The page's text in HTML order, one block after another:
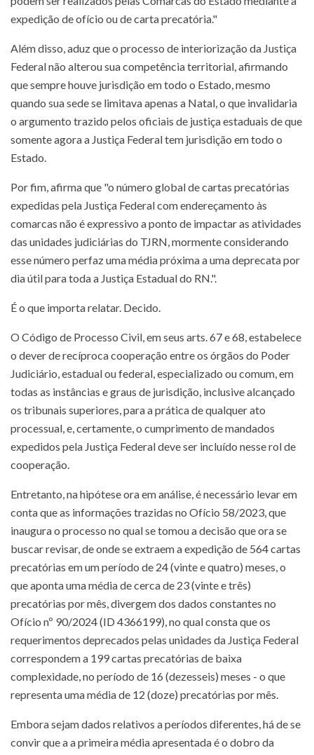
expedição de ofício ou de carta precatória."
Além disso, aduz que o processo de interiorização da Justiça
Federal não alterou sua competência territorial, afirmando
que sempre houve jurisdição em todo o Estado, mesmo
quando sua sede se limitava apenas a Natal, o que invalidaria
o argumento trazido pelos oficiais de justiça estaduais de que
somente agora a Justiça Federal tem jurisdição em todo o
Estado.
Por fim, afirma que "o número global de cartas precatórias
expedidas pela Justiça Federal com endereçamento às
comarcas não é expressivo a ponto de impactar as atividades
das unidades judiciárias do TJRN, mormente considerando
esse número perfaz uma média próxima a uma deprecata por
dia útil para toda a Justiça Estadual do RN.".
É o que importa relatar. Decido.
O Código de Processo Civil, em seus arts. 67 e 68, estabelece
o dever de recíproca cooperação entre os órgãos do Poder
Judiciário, estadual ou federal, especializado ou comum, em
todas as instâncias e graus de jurisdição, inclusive alcançado
os tribunais superiores, para a prática de qualquer ato
processual, e, certamente, o cumprimento de mandados
expedidos pela Justiça Federal deve ser incluído nesse rol de
cooperação.
Entretanto, na hipótese ora em análise, é necessário levar em
conta que as informações trazidas no Ofício 58/2023, que
inaugura o processo no qual se tomou a decisão que ora se
buscar revisar, de onde se extraem a expedição de 564 cartas
precatórias em um período de 24 (vinte e quatro) meses, o
que aponta uma média de cerca de 23 (vinte e três)
precatórias por mês, divergem dos dados constantes no
Ofício nº 90/2024 (ID 4366199), no qual consta que os
requerimentos deprecados pelas unidades da Justiça Federal
correspondem a 199 cartas precatórias de baixa
complexidade, no período de 16 (dezesseis) meses - o que
representa uma média de 12 (doze) precatórias por mês.
Embora sejam dados relativos a períodos diferentes, há de se
convir que a a primeira média apresentada é o dobro da